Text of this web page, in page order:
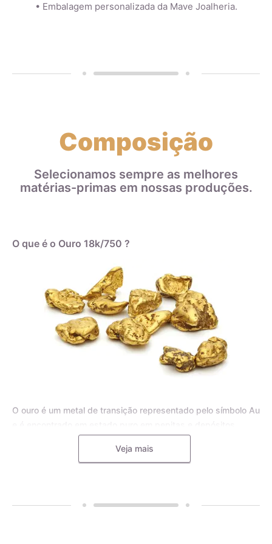
• Embalagem personalizada da Mave Joalheria.
Veja mais
Composição
Selecionamos sempre as melhores
matérias-primas em nossas produções.
O que é o Ouro 18k/750 ?
O ouro é um metal de transição representado pelo símbolo Au
aluviais, bem como em pequenas inclusões em rochas
metamórficas e minerais, como o quartzo. Para joias, o ouro